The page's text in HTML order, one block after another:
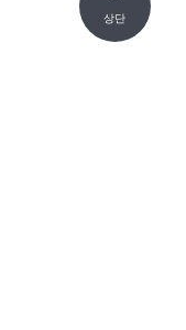
상단